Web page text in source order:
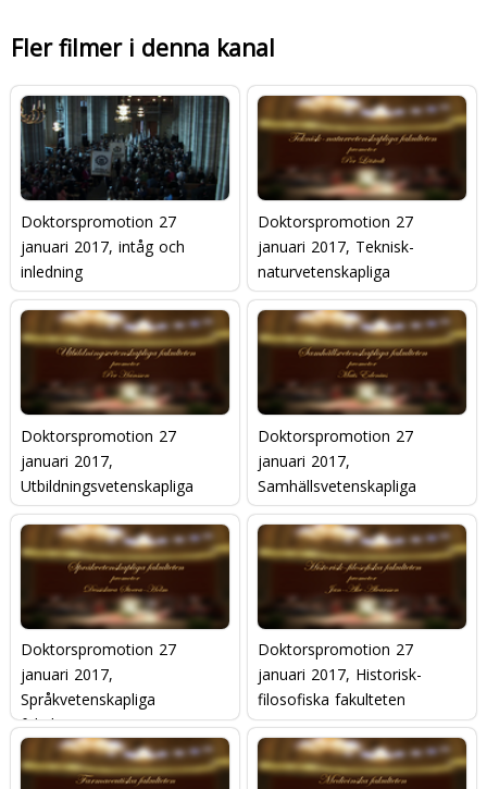
Fler filmer i denna kanal
Doktorspromotion 27
januari 2017, intåg och
inledning
Doktorspromotion 27
januari 2017, Teknisk-
naturvetenskapliga
fakulteten
Doktorspromotion 27
januari 2017,
Utbildningsvetenskapliga
fakulteten
Doktorspromotion 27
januari 2017,
Samhällsvetenskapliga
fakulteten
Doktorspromotion 27
januari 2017,
Språkvetenskapliga
fakulteten
Doktorspromotion 27
januari 2017, Historisk-
filosofiska fakulteten